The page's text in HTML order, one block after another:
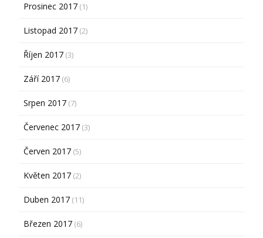
Prosinec 2017 (1)
Listopad 2017 (2)
Říjen 2017 (3)
Září 2017 (6)
Srpen 2017 (7)
Červenec 2017 (3)
Červen 2017 (5)
Květen 2017 (2)
Duben 2017 (11)
Březen 2017 (6)